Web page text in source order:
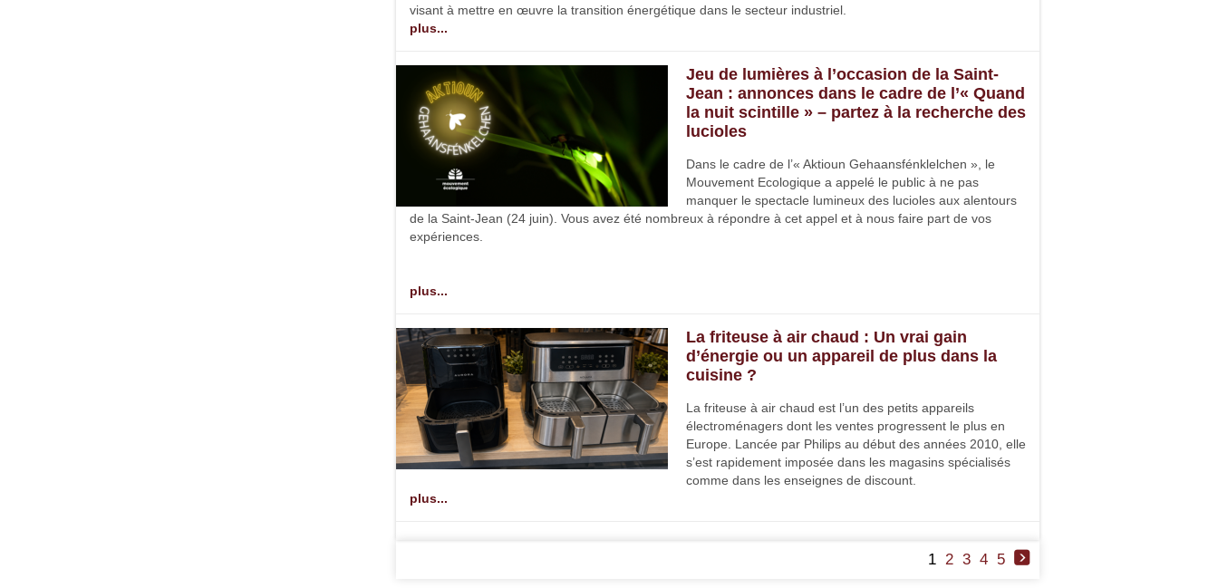
visant à mettre en œuvre la transition énergétique dans le secteur industriel.
plus...
Jeu de lumières à l’occasion de la Saint-
Jean : annonces dans le cadre de l’« Quand
la nuit scintille » – partez à la recherche des
lucioles
Dans le cadre de l’« Aktioun Gehaansfénklelchen », le
Mouvement Ecologique a appelé le public à ne pas
manquer le spectacle lumineux des lucioles aux alentours
de la Saint-Jean (24 juin). Vous avez été nombreux à répondre à cet appel et à nous faire part de vos
expériences.
plus...
La friteuse à air chaud : Un vrai gain
d’énergie ou un appareil de plus dans la
cuisine ?
La friteuse à air chaud est l’un des petits appareils
électroménagers dont les ventes progressent le plus en
Europe. Lancée par Philips au début des années 2010, elle
s’est rapidement imposée dans les magasins spécialisés
comme dans les enseignes de discount.
plus...
1 2 3 4 5